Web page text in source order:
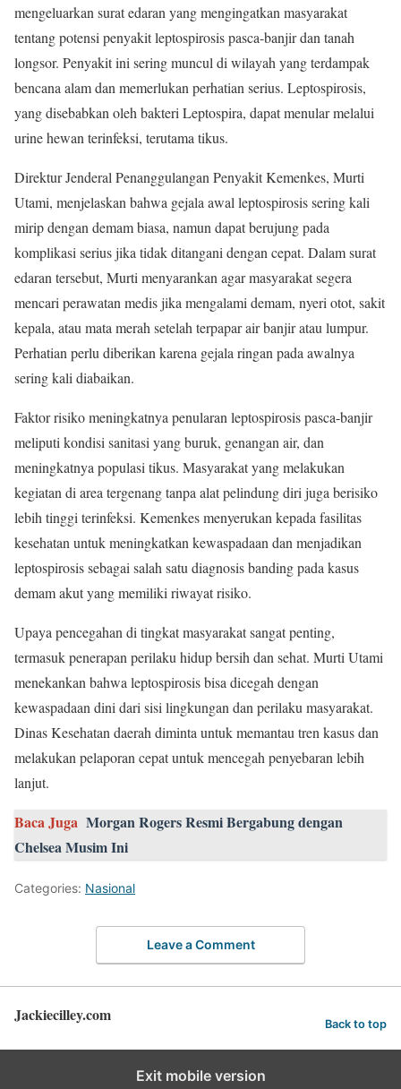
mengeluarkan surat edaran yang mengingatkan masyarakat
tentang potensi penyakit leptospirosis pasca-banjir dan tanah
longsor. Penyakit ini sering muncul di wilayah yang terdampak
bencana alam dan memerlukan perhatian serius. Leptospirosis,
yang disebabkan oleh bakteri Leptospira, dapat menular melalui
urine hewan terinfeksi, terutama tikus.
Direktur Jenderal Penanggulangan Penyakit Kemenkes, Murti
Utami, menjelaskan bahwa gejala awal leptospirosis sering kali
mirip dengan demam biasa, namun dapat berujung pada
komplikasi serius jika tidak ditangani dengan cepat. Dalam surat
edaran tersebut, Murti menyarankan agar masyarakat segera
mencari perawatan medis jika mengalami demam, nyeri otot, sakit
kepala, atau mata merah setelah terpapar air banjir atau lumpur.
Perhatian perlu diberikan karena gejala ringan pada awalnya
sering kali diabaikan.
Faktor risiko meningkatnya penularan leptospirosis pasca-banjir
meliputi kondisi sanitasi yang buruk, genangan air, dan
meningkatnya populasi tikus. Masyarakat yang melakukan
kegiatan di area tergenang tanpa alat pelindung diri juga berisiko
lebih tinggi terinfeksi. Kemenkes menyerukan kepada fasilitas
kesehatan untuk meningkatkan kewaspadaan dan menjadikan
leptospirosis sebagai salah satu diagnosis banding pada kasus
demam akut yang memiliki riwayat risiko.
Upaya pencegahan di tingkat masyarakat sangat penting,
termasuk penerapan perilaku hidup bersih dan sehat. Murti Utami
menekankan bahwa leptospirosis bisa dicegah dengan
kewaspadaan dini dari sisi lingkungan dan perilaku masyarakat.
Dinas Kesehatan daerah diminta untuk memantau tren kasus dan
melakukan pelaporan cepat untuk mencegah penyebaran lebih
lanjut.
Baca Juga Morgan Rogers Resmi Bergabung dengan
Chelsea Musim Ini
Categories: Nasional
Leave a Comment
Jackiecilley.com Back to top
Exit mobile version